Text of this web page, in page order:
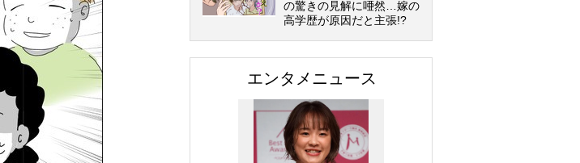
の驚きの見解に唖然…嫁の
高学歴が原因だと主張!?
エンタメニュース